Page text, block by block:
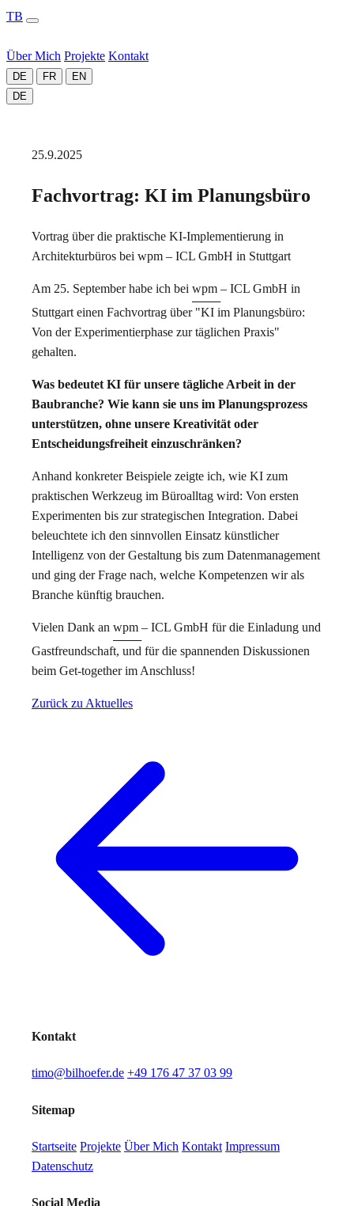
TB
Über Mich Projekte Kontakt
DE FR
EN
DE
25.9.2025
Fachvortrag: KI im Planungsbüro
Vortrag über die praktische KI-Implementierung in
Architekturbüros bei wpm – ICL GmbH in Stuttgart
Am 25. September habe ich bei wpm – ICL GmbH in
Stuttgart einen Fachvortrag über "KI im Planungsbüro:
Von der Experimentierphase zur täglichen Praxis"
gehalten.
Was bedeutet KI für unsere tägliche Arbeit in der
Baubranche? Wie kann sie uns im Planungsprozess
unterstützen, ohne unsere Kreativität oder
Entscheidungsfreiheit einzuschränken?
Anhand konkreter Beispiele zeigte ich, wie KI zum
praktischen Werkzeug im Büroalltag wird: Von ersten
Experimenten bis zur strategischen Integration. Dabei
beleuchtete ich den sinnvollen Einsatz künstlicher
Intelligenz von der Gestaltung bis zum Datenmanagement
und ging der Frage nach, welche Kompetenzen wir als
Branche künftig brauchen.
Vielen Dank an wpm – ICL GmbH für die Einladung und
Gastfreundschaft, und für die spannenden Diskussionen
beim Get-together im Anschluss!
Zurück zu Aktuelles
Kontakt
timo@bilhoefer.de +49 176 47 37 03 99
Sitemap
Startseite Projekte Über Mich Kontakt Impressum
Datenschutz
Social Media